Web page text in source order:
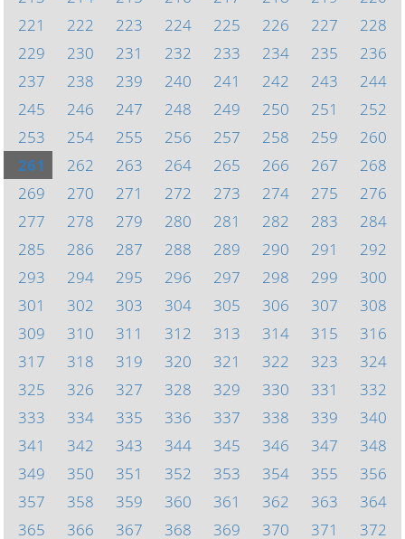
221
222 223 224 225 226 227
228
229
230 231 232 233 234 235
236
237
238 239 240 241 242 243
244
245
246 247 248 249 250 251
252
253
254 255 256 257 258 259
260
261
262 263 264 265 266 267
268
269
270 271 272 273 274 275
276
277
278 279 280 281 282 283
284
285
286 287 288 289 290 291
292
293
294 295 296 297 298 299
300
301
302 303 304 305 306 307
308
309
310 311 312 313 314 315
316
317
318 319 320 321 322 323
324
325
326 327 328 329 330 331
332
333
334 335 336 337 338 339
340
341
342 343 344 345 346 347
348
349
350 351 352 353 354 355
356
357
358 359 360 361 362 363
364
365
366 367 368 369 370 371 372